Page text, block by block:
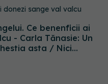
- Carla Tănasie: Un
asta / Nici
Nu trebuie să